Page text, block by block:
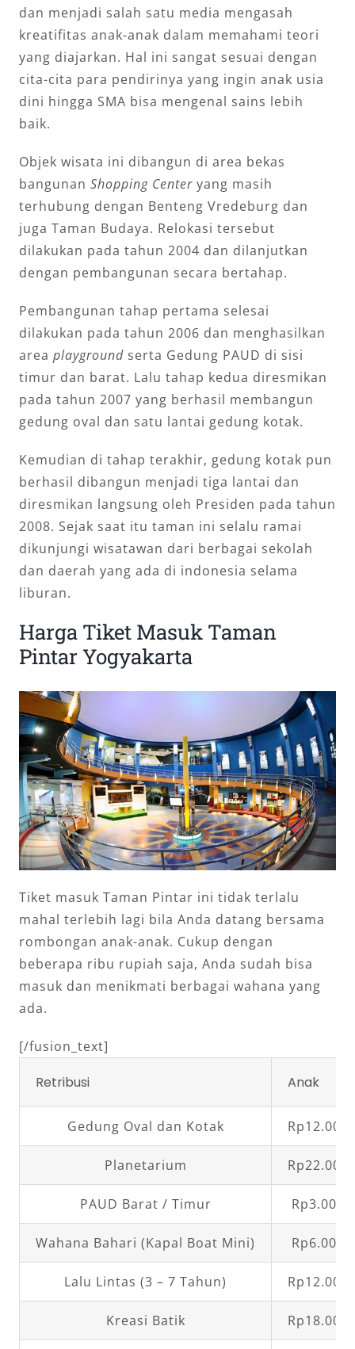
dan menjadi salah satu media mengasah
kreatifitas anak-anak dalam memahami teori
yang diajarkan. Hal ini sangat sesuai dengan
cita-cita para pendirinya yang ingin anak usia
dini hingga SMA bisa mengenal sains lebih
baik.
Objek wisata ini dibangun di area bekas
bangunan Shopping Center yang masih
terhubung dengan Benteng Vredeburg dan
juga Taman Budaya. Relokasi tersebut
dilakukan pada tahun 2004 dan dilanjutkan
dengan pembangunan secara bertahap.
Pembangunan tahap pertama selesai
dilakukan pada tahun 2006 dan menghasilkan
area playground serta Gedung PAUD di sisi
timur dan barat. Lalu tahap kedua diresmikan
pada tahun 2007 yang berhasil membangun
gedung oval dan satu lantai gedung kotak.
Kemudian di tahap terakhir, gedung kotak pun
berhasil dibangun menjadi tiga lantai dan
diresmikan langsung oleh Presiden pada tahun
2008. Sejak saat itu taman ini selalu ramai
dikunjungi wisatawan dari berbagai sekolah
dan daerah yang ada di indonesia selama
liburan.
Harga Tiket Masuk Taman
Pintar Yogyakarta
Tiket masuk Taman Pintar ini tidak terlalu
mahal terlebih lagi bila Anda datang bersama
rombongan anak-anak. Cukup dengan
beberapa ribu rupiah saja, Anda sudah bisa
masuk dan menikmati berbagai wahana yang
ada.
[/fusion_text]
Retribusi Anak
Gedung Oval dan Kotak
Planetarium
PAUD Barat / Timur
Wahana Bahari (Kapal Boat Mini)
Lalu Lintas (3 – 7 Tahun)
Kreasi Batik